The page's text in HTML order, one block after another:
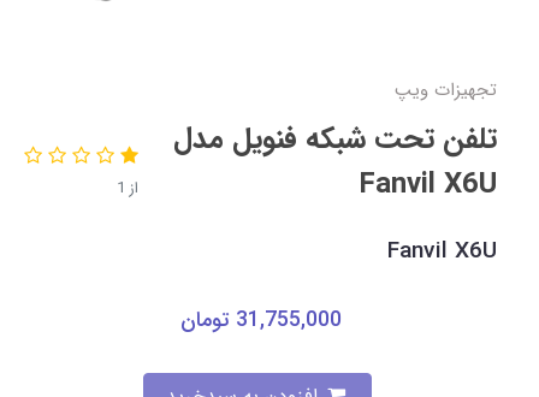
تجهیزات ویپ
تلفن تحت شبکه فنویل مدل
Fanvil X6U
از 1
Fanvil X6U
31,755,000 تومان